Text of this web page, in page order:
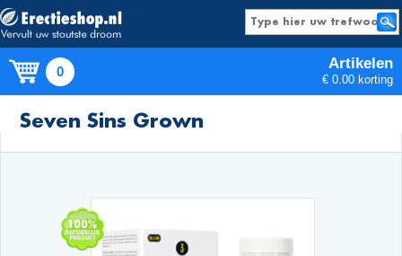
0 Artikelen
€ 0.00 korting
Seven Sins Grown